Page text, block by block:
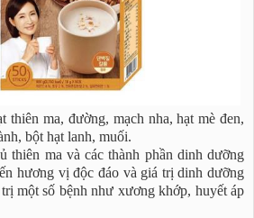
thiên ma, đường, mạch nha, hạt mè đen,
bột hạt lanh, muối.
thiên ma và các thành phần dinh dưỡng
hương vị độc đáo và giá trị dinh dưỡng
một số bệnh như xương khớp, huyết áp